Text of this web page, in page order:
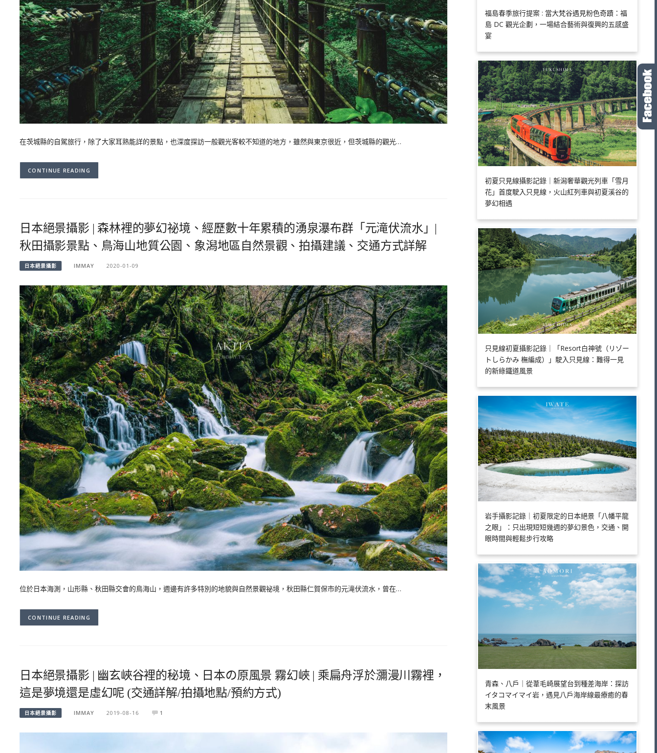
在茨城縣的自駕旅行，除了大家耳熟能詳的景點，也深度探訪一般觀光客較不知道的地方，雖然與東京很近，但茨城縣的觀光…
CONTINUE READING
日本絕景攝影 | 森林裡的夢幻祕境、經歷數十年累積的湧泉瀑布群「元滝伏流水」|
秋田攝影景點、鳥海山地質公園、象潟地區自然景觀、拍攝建議、交通方式詳解
日本絕景攝影 IMMAY 2020-01-09
位於日本海測，山形縣、秋田縣交會的鳥海山，週邊有許多特別的地貌與自然景觀祕境，秋田縣仁賀保市的元滝伏流水，曾在…
CONTINUE READING
日本絕景攝影 | 幽玄峽谷裡的秘境、日本の原風景 霧幻峽 | 乘扁舟浮於瀰漫川霧裡，
這是夢境還是虛幻呢 (交通詳解/拍攝地點/預約方式)
日本絕景攝影 IMMAY 2019-08-16 1
福島春季旅行提案 : 當大梵谷遇見粉色奇蹟：福
島 DC 觀光企劃，一場結合藝術與復興的五感盛
宴
初夏只見線攝影記錄｜新潟奢華觀光列車「雪月
花」首度駛入只見線，火山紅列車與初夏溪谷的
夢幻相遇
只見線初夏攝影記錄｜「Resort白神號（リゾー
トしらかみ 橅編成）」駛入只見線：難得一見
的新綠鐵道風景
岩手攝影記錄｜初夏限定的日本絕景「八幡平龍
之眼」：只出現短短幾週的夢幻景色，交通、開
眼時間與輕鬆步行攻略
青森、八戶｜從葦毛崎展望台到種差海岸：探訪
イタコマイマイ岩，遇見八戶海岸線最療癒的春
末風景